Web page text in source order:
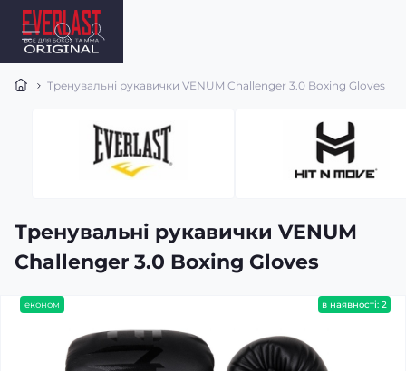
Тренувальні рукавички VENUM Challenger 3.0 Boxing Gloves
Тренувальні рукавички VENUM
Challenger 3.0 Boxing Gloves
економ в наявності: 2